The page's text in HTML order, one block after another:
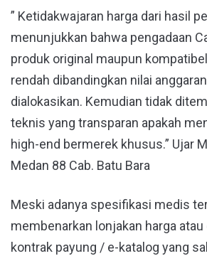
” Ketidakwajaran harga dari hasil
menunjukkan bahwa pengadaan
produk original maupun
rendah dibandingkan nilai
dialokasikan. Kemudian tidak
teknis yang transparan apakah
high-end bermerek khusus.” Ujar
Medan 88 Cab. Batu Bara
Meski adanya spesifikasi medis
membenarkan lonjakan harga
kontrak payung / e-katalog yang